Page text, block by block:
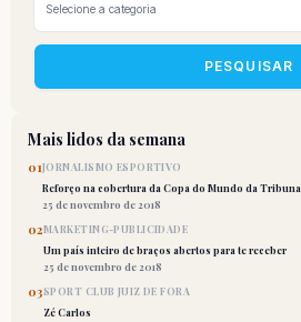
PESQUISAR
Mais lidos da semana
01JORNALISMO ESPORTIVO
Reforço na cobertura da Copa do Mundo da Tribuna
25 de novembro de 2018
02MARKETING-PUBLICIDADE
Um país inteiro de braços abertos para te receber
25 de novembro de 2018
03SPORT CLUB JUIZ DE FORA
Zé Carlos